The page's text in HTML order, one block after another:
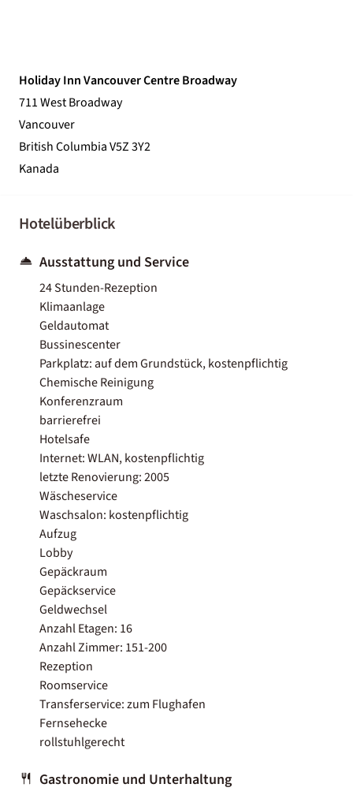
Holiday Inn Vancouver Centre Broadway
711 West Broadway
Vancouver
British Columbia V5Z 3Y2
Kanada
Hotelüberblick
Ausstattung und Service
24 Stunden-Rezeption
Klimaanlage
Geldautomat
Bussinescenter
Parkplatz: auf dem Grundstück, kostenpflichtig
Chemische Reinigung
Konferenzraum
barrierefrei
Hotelsafe
Internet: WLAN, kostenpflichtig
letzte Renovierung: 2005
Wäscheservice
Waschsalon: kostenpflichtig
Aufzug
Lobby
Gepäckraum
Gepäckservice
Geldwechsel
Anzahl Etagen: 16
Anzahl Zimmer: 151-200
Rezeption
Roomservice
Transferservice: zum Flughafen
Fernsehecke
rollstuhlgerecht
Gastronomie und Unterhaltung